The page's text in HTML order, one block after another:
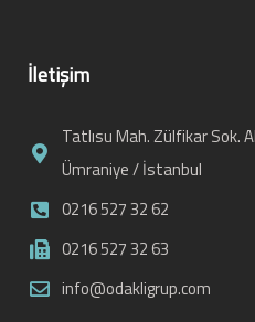
İletişim
Tatlısu Mah. Zülfikar Sok.
Ümraniye / İstanbul
0216 527 32 62
0216 527 32 63
info@odakligrup.com